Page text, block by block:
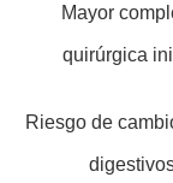
Mayor
quirúrgica
Riesgo de